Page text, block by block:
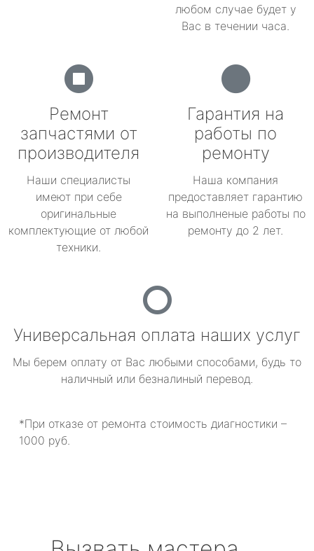
любом случае будет у
Вас в течении часа.
Ремонт
запчастями от
производителя
Наши специалисты
имеют при себе
оригинальные
комплектующие от любой
техники.
Гарантия на
работы по
ремонту
Наша компания
предоставляет гарантию
на выполненые работы по
ремонту до 2 лет.
Универсальная оплата наших услуг
Мы берем оплату от Вас любыми способами, будь то
наличный или безналиный перевод.
*При отказе от ремонта стоимость диагностики –
1000 руб.